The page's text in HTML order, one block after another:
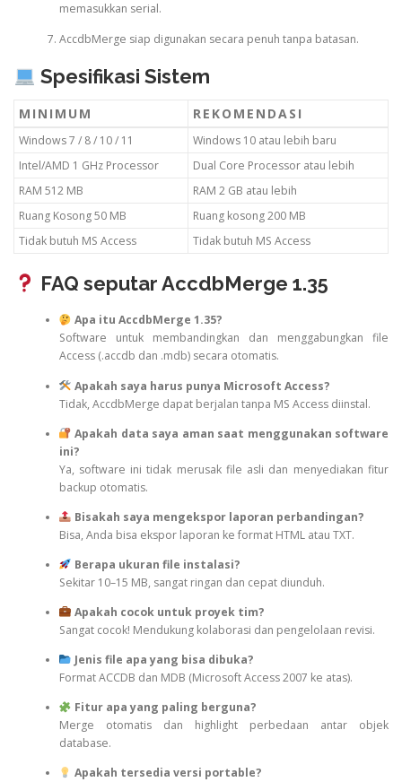
memasukkan serial.
AccdbMerge siap digunakan secara penuh tanpa batasan.
Spesifikasi Sistem
MINIMUM REKOMENDASI
Windows 7 / 8 / 10 / 11
Windows 10 atau lebih baru
Intel/AMD 1 GHz Processor
Dual Core Processor atau lebih
RAM 512 MB
RAM 2 GB atau lebih
Ruang Kosong 50 MB
Ruang kosong 200 MB
Tidak butuh MS Access
Tidak butuh MS Access
FAQ seputar AccdbMerge 1.35
Apa itu AccdbMerge 1.35?
Software untuk membandingkan dan menggabungkan file
Access (.accdb dan .mdb) secara otomatis.
Apakah saya harus punya Microsoft Access?
Tidak, AccdbMerge dapat berjalan tanpa MS Access diinstal.
Apakah data saya aman saat menggunakan software
ini?
Ya, software ini tidak merusak file asli dan menyediakan fitur
backup otomatis.
Bisakah saya mengekspor laporan perbandingan?
Bisa, Anda bisa ekspor laporan ke format HTML atau TXT.
Berapa ukuran file instalasi?
Sekitar 10–15 MB, sangat ringan dan cepat diunduh.
Apakah cocok untuk proyek tim?
Sangat cocok! Mendukung kolaborasi dan pengelolaan revisi.
Jenis file apa yang bisa dibuka?
Format ACCDB dan MDB (Microsoft Access 2007 ke atas).
Fitur apa yang paling berguna?
Merge otomatis dan highlight perbedaan antar objek
database.
Apakah tersedia versi portable?